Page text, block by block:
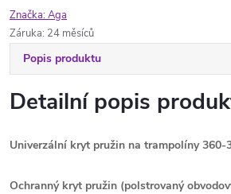
Značka:Aga
Záruka: 24 měsíců
Popis produktu
Detailní popis
Univerzální kryt pružin na trampolíny 360-
Ochranný kryt pružin (polstrovaný